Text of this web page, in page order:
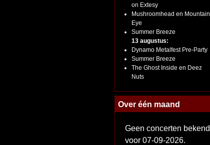
on Extesy
Mushroomhead en Mountain
Eye
Summer Breeze
13 augustus:
Dynamo Metalfest Pre-Party
Summer Breeze
The Ghost Inside en Deez
Nuts
Over één maand
Geen concerten bekend
voor 07-09-2026.